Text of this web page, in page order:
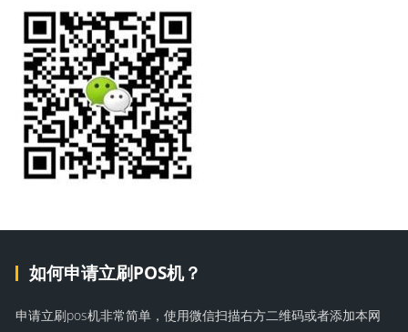
如何申请立刷POS机？
申请立刷pos机非常简单，使用微信扫描右方二维码或者添加本网